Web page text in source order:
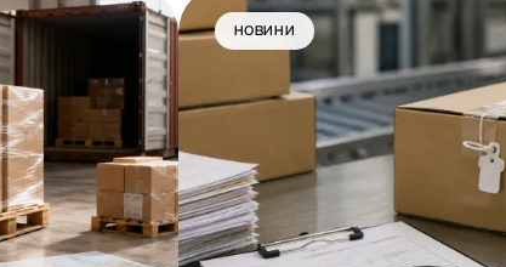
НОВИНИ